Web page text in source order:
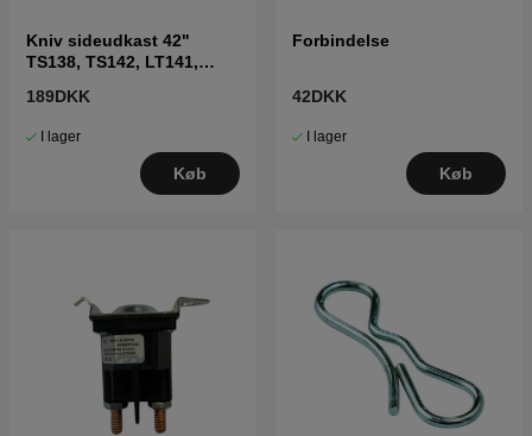
Kniv sideudkast 42"
TS138, TS142, LT141,
189DKK
I lager
Køb
Forbindelse
42DKK
I lager
Køb